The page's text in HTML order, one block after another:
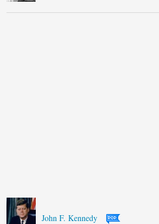
John F. Kennedy